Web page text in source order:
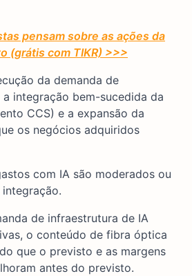
pensam sobre as ações da
(grátis com TIKR) >>>
da demanda de
integração bem-sucedida da
CCS) e a expansão da
os negócios adquiridos
com IA são moderados ou
de infraestrutura de IA
o conteúdo de fibra óptica
que o previsto e as margens
antes do previsto.